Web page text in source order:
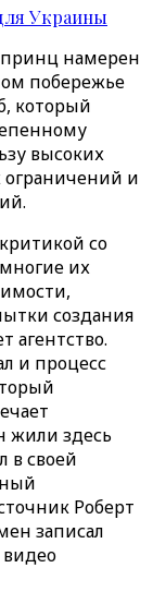
Украины
принц намерен
побережье
который
высоких
ограничений и
со
их
создания
агентство.
и процесс
жили здесь
в своей
Роберт
записал
видео